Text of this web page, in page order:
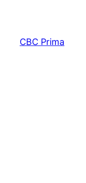
CBC Prima